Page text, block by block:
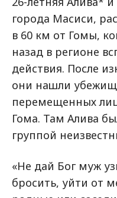
города Масиси,
в 60 км от Гомы,
назад в регионе
действия. После
они нашли
перемещенных
Гома. Там Алива
группой
«Не дай Бог муж
бросить, уйти от